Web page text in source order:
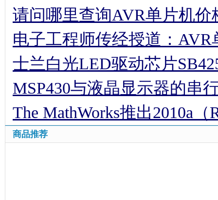
请问哪里查询AVR单片机
电子工程师传经授道：
士兰白光LED驱动芯片
MSP430与液晶显示器的串
The MathWorks推出2010a
商品推荐